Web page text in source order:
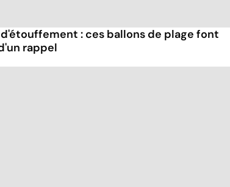
d'étouffement : ces ballons de plage font
rappel